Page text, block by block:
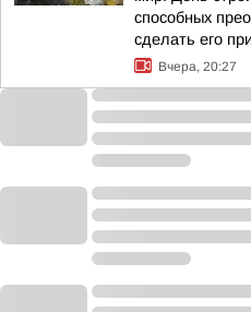
способных
сделать его
Вчера, 20:27